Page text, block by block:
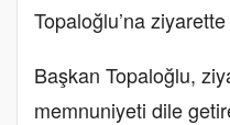
Topaloğlu’na
Başkan Topaloğlu,
memnuniyeti dile